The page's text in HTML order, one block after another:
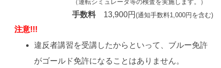
（運転シミュレータ等の検査を実施します。）
手数料13,900円(通知手数料1,000円を含む)
注意!!!
違反者講習を受講したからといって、ブルー免許
がゴールド免許になることはありません。